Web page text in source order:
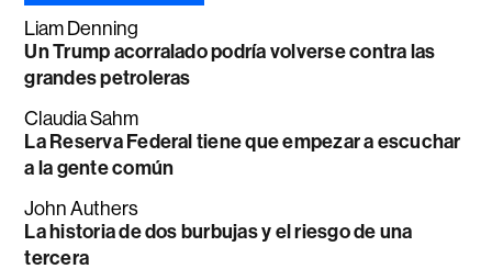
Liam Denning
Un Trump acorralado podría volverse contra las
grandes petroleras
Claudia Sahm
La Reserva Federal tiene que empezar a escuchar
a la gente común
John Authers
La historia de dos burbujas y el riesgo de una
tercera